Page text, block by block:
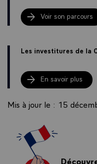
Voir son parcours
Les investitures de la
En savoir plus
Mis à jour le : 15